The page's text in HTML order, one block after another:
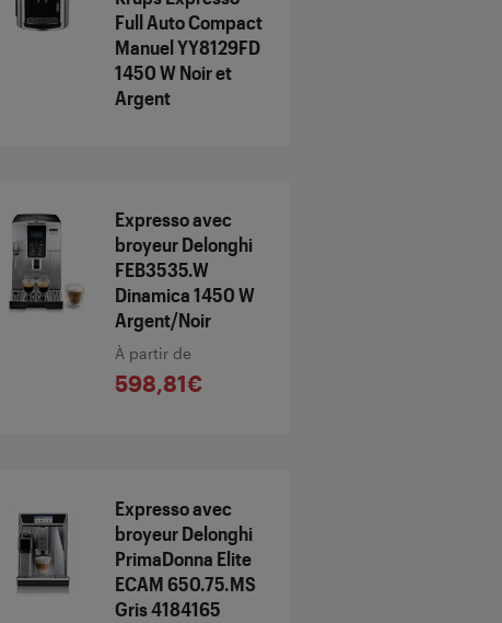
Full Auto Compact
Manuel YY8129FD
1450 W Noir et
Argent
Expresso avec
broyeur Delonghi
FEB3535.W
Dinamica 1450 W
Argent/Noir
À partir de
598,81€
Expresso avec
broyeur Delonghi
PrimaDonna Elite
ECAM 650.75.MS
Gris 4184165